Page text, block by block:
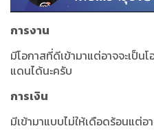
การงาน
มีโอกาสที่ดีเข้ามาแต่อาจจะเป็
แดนได้นะครับ
การเงิน
มีเข้ามาแบบไม่ให้เดือดร้อนแต่